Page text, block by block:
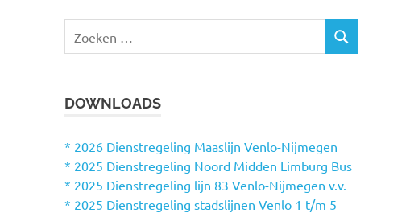
e
n
a
a
r
Z
DOWNLOADS
* 2026 Dienstregeling Maaslijn Venlo-Nijmegen
* 2025 Dienstregeling Noord Midden Limburg Bus
* 2025 Dienstregeling lijn 83 Venlo-Nijmegen v.v.
* 2025 Dienstregeling stadslijnen Venlo 1 t/m 5